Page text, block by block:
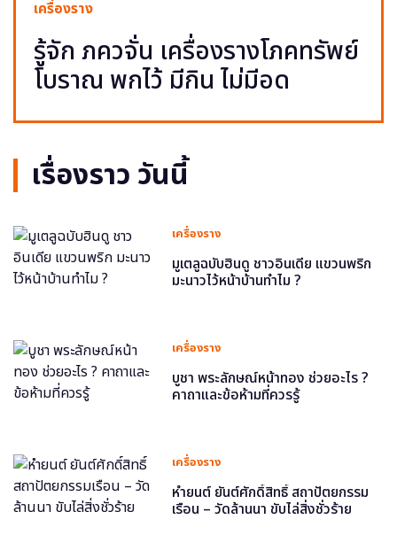
เครื่องราง
รู้จัก ภควจั่น เครื่องรางโภคทรัพย์
โบราณ พกไว้ มีกิน ไม่มีอด
เรื่องราว วันนี้
เครื่องราง
มูเตลูฉบับฮินดู ชาวอินเดีย แขวนพริก
มะนาวไว้หน้าบ้านทำไม ?
เครื่องราง
บูชา พระลักษณ์หน้าทอง ช่วยอะไร ?
คาถาและข้อห้ามที่ควรรู้
เครื่องราง
หำยนต์ ยันต์ศักดิ์สิทธิ์ สถาปัตยกรรม
เรือน – วัดล้านนา ขับไล่สิ่งชั่วร้าย